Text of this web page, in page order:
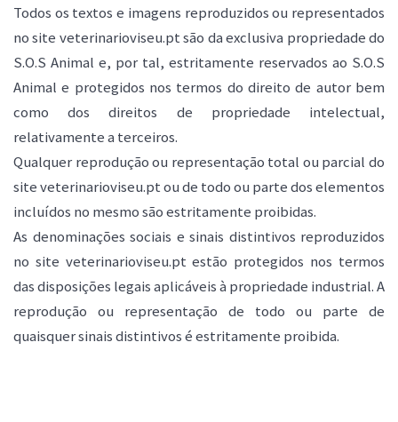
Todos os textos e imagens reproduzidos ou representados
no site veterinarioviseu.pt são da exclusiva propriedade do
S.O.S Animal e, por tal, estritamente reservados ao S.O.S
Animal e protegidos nos termos do direito de autor bem
como dos direitos de propriedade intelectual,
relativamente a terceiros.
Qualquer reprodução ou representação total ou parcial do
site veterinarioviseu.pt ou de todo ou parte dos elementos
incluídos no mesmo são estritamente proibidas.
As denominações sociais e sinais distintivos reproduzidos
no site veterinarioviseu.pt estão protegidos nos termos
das disposições legais aplicáveis à propriedade industrial. A
reprodução ou representação de todo ou parte de
quaisquer sinais distintivos é estritamente proibida.